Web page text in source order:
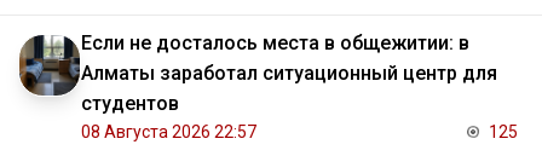
Если не досталось места в общежитии: в
Алматы заработал ситуационный центр для
студентов
08 Августа 2026 22:57 125